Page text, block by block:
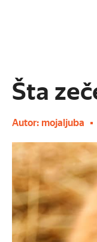
Šta
Autor: mojaljuba